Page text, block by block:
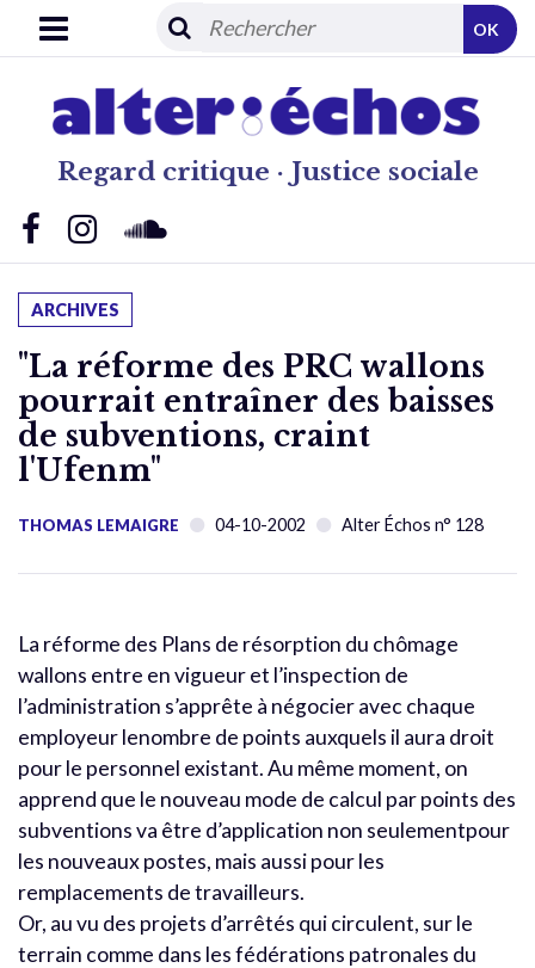
Regard critique · Justice sociale
OK
ARCHIVES
"La réforme des PRC wallons
pourrait entraîner des baisses
de subventions, craint
l'Ufenm"
THOMAS LEMAIGRE 04-10-2002 Alter Échos n° 128
La réforme des Plans de résorption du chômage
wallons entre en vigueur et l’inspection de
l’administration s’apprête à négocier avec chaque
employeur lenombre de points auxquels il aura droit
pour le personnel existant. Au même moment, on
apprend que le nouveau mode de calcul par points des
subventions va être d’application non seulementpour
les nouveaux postes, mais aussi pour les
remplacements de travailleurs.
Or, au vu des projets d’arrêtés qui circulent, sur le
terrain comme dans les fédérations patronales du